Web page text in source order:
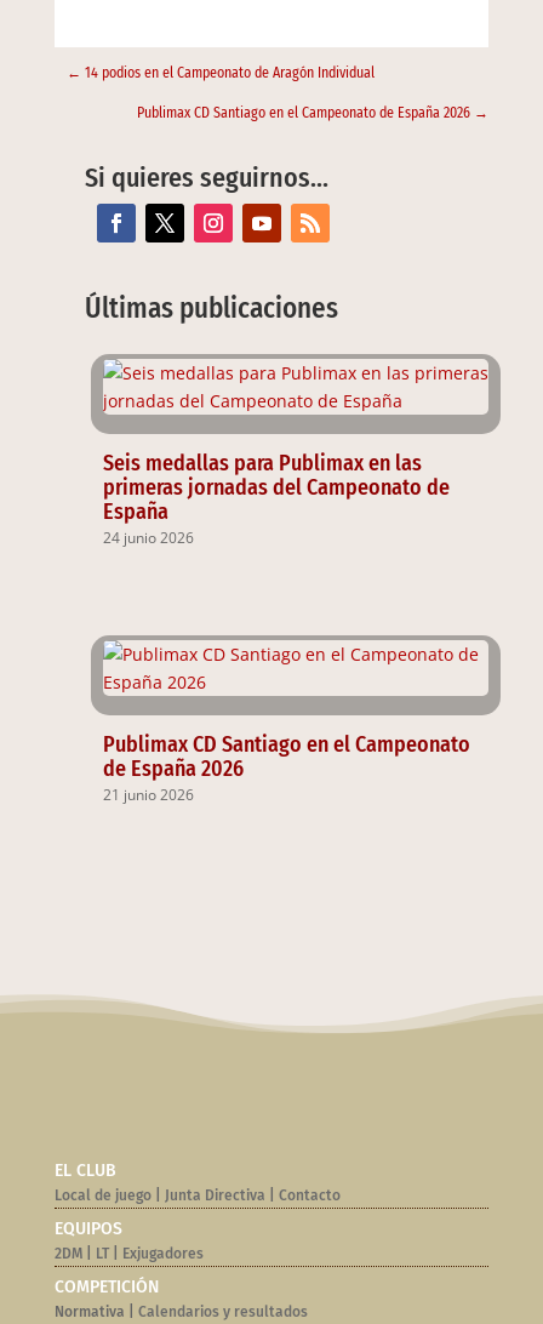
← 14 podios en el Campeonato de Aragón Individual
Publimax CD Santiago en el Campeonato de España 2026 →
Si quieres seguirnos…
Últimas publicaciones
Seis medallas para Publimax en las
primeras jornadas del Campeonato de
España
24 junio 2026
Publimax CD Santiago en el Campeonato
de España 2026
21 junio 2026
EL CLUB
Local de juego| Junta Directiva Contacto
EQUIPOS
2DM| LT| Exjugadores
COMPETICIÓN
Normativa | Calendarios y resultados